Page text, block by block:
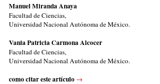
Manuel Miranda Anaya
Facultad de Ciencias,
Universidad Nacional Autónoma de México.
Vania Patricia Carmona Alcocer
Facultad de Ciencias,
Universidad Nacional Autónoma de México.
como citar este artículo →